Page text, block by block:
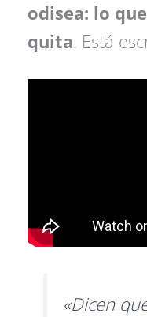
odisea: lo
quita. Está
«Dicen